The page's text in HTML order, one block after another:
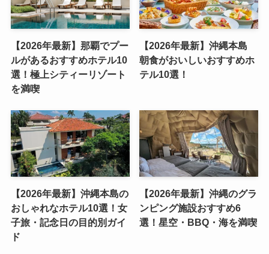
【2026年最新】那覇でプー
ルがあるおすすめホテル10
選！極上シティーリゾート
を満喫
【2026年最新】沖縄本島
朝食がおいしいおすすめホ
テル10選！
【2026年最新】沖縄本島の
おしゃれなホテル10選！女
子旅・記念日の目的別ガイ
ド
【2026年最新】沖縄のグラ
ンピング施設おすすめ6
選！星空・BBQ・海を満喫